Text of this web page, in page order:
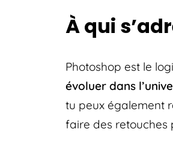
À qui
Photoshop est le
évoluer dans
tu peux également
faire des retouches